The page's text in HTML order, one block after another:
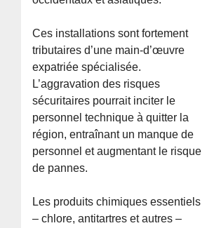
Ces installations sont fortement
tributaires d’une main-d’œuvre
expatriée spécialisée.
L’aggravation des risques
sécuritaires pourrait inciter le
personnel technique à quitter la
région, entraînant un manque de
personnel et augmentant le risque
de pannes.
Les produits chimiques essentiels
– chlore, antitartres et autres –